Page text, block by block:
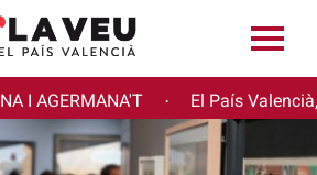
I AGERMANA'T · El País